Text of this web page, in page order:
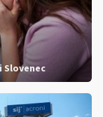
Slovenec